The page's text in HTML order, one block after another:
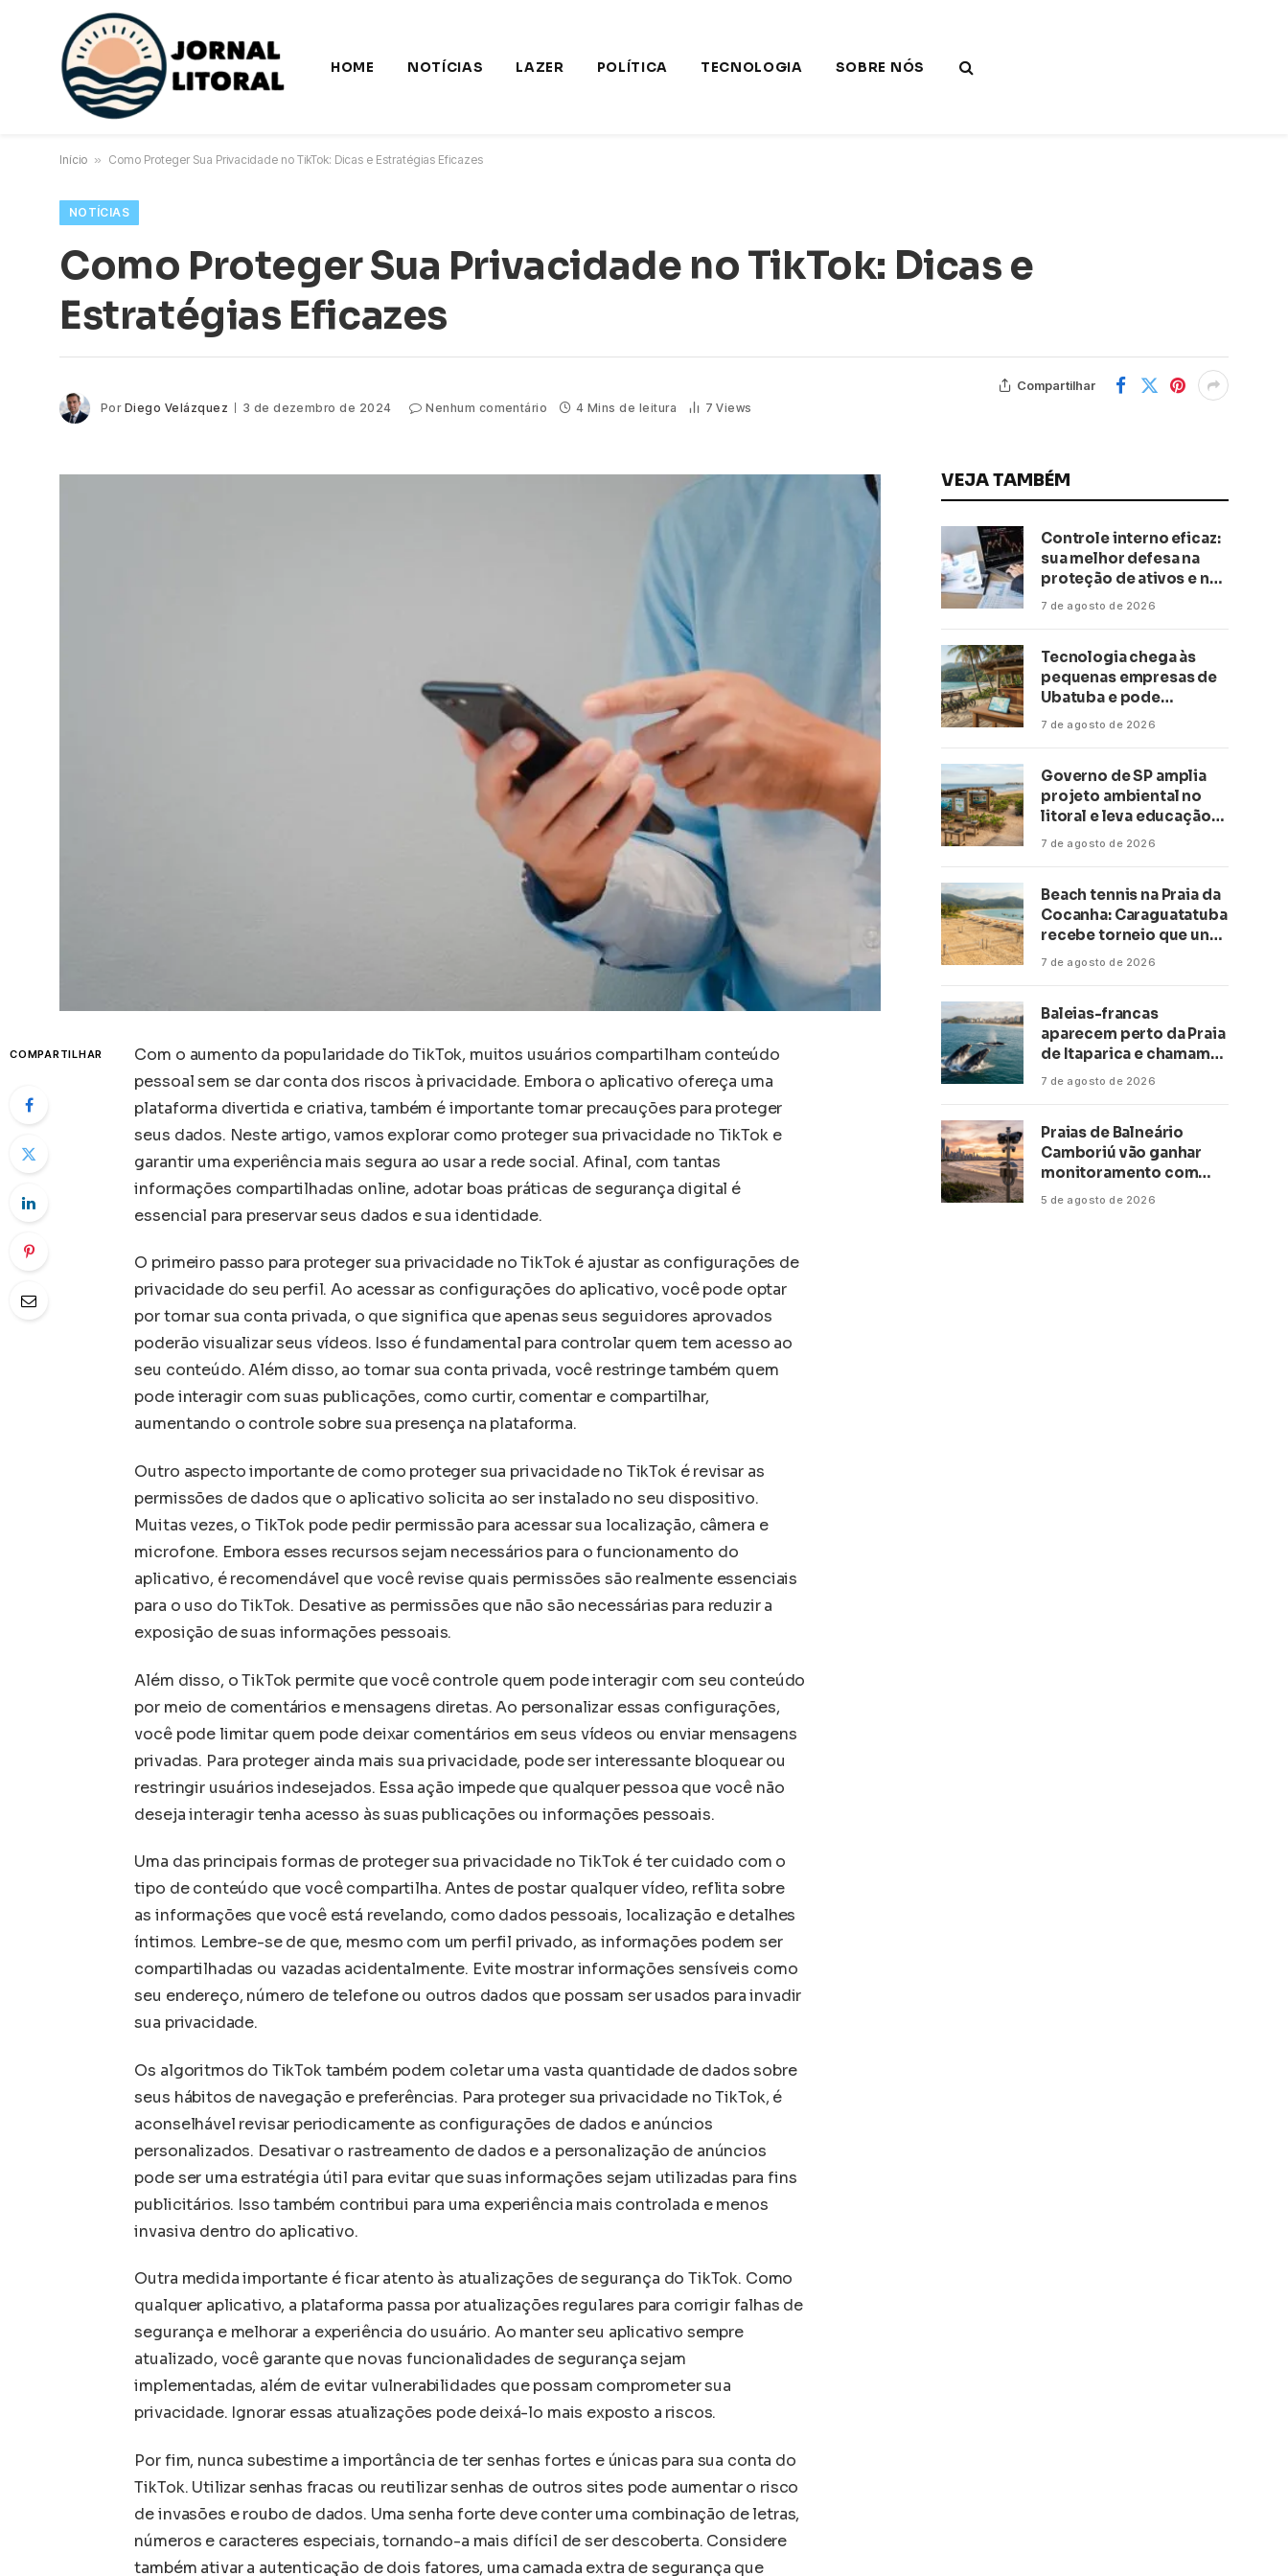
HOME NOTÍCIAS LAZER POLÍTICA TECNOLOGIA SOBRE NÓS
Início » Como Proteger Sua Privacidade no TikTok: Dicas e Estratégias Eficazes
NOTÍCIAS
Como Proteger Sua Privacidade no TikTok: Dicas e
Estratégias Eficazes
Por Diego Velázquez 3 de dezembro de 2024 Nenhum comentário 4 Mins de leitura 7Views
Compartilhar
COMPARTILHAR
Com o aumento da popularidade do TikTok, muitos usuários compartilham conteúdo
pessoal sem se dar conta dos riscos à privacidade. Embora o aplicativo ofereça uma
plataforma divertida e criativa, também é importante tomar precauções para proteger
seus dados. Neste artigo, vamos explorar como proteger sua privacidade no TikTok e
garantir uma experiência mais segura ao usar a rede social. Afinal, com tantas
informações compartilhadas online, adotar boas práticas de segurança digital é
essencial para preservar seus dados e sua identidade.
O primeiro passo para proteger sua privacidade no TikTok é ajustar as configurações de
privacidade do seu perfil. Ao acessar as configurações do aplicativo, você pode optar
por tornar sua conta privada, o que significa que apenas seus seguidores aprovados
poderão visualizar seus vídeos. Isso é fundamental para controlar quem tem acesso ao
seu conteúdo. Além disso, ao tornar sua conta privada, você restringe também quem
pode interagir com suas publicações, como curtir, comentar e compartilhar,
aumentando o controle sobre sua presença na plataforma.
Outro aspecto importante de como proteger sua privacidade no TikTok é revisar as
permissões de dados que o aplicativo solicita ao ser instalado no seu dispositivo.
Muitas vezes, o TikTok pode pedir permissão para acessar sua localização, câmera e
microfone. Embora esses recursos sejam necessários para o funcionamento do
aplicativo, é recomendável que você revise quais permissões são realmente essenciais
para o uso do TikTok. Desative as permissões que não são necessárias para reduzir a
exposição de suas informações pessoais.
Além disso, o TikTok permite que você controle quem pode interagir com seu conteúdo
por meio de comentários e mensagens diretas. Ao personalizar essas configurações,
você pode limitar quem pode deixar comentários em seus vídeos ou enviar mensagens
privadas. Para proteger ainda mais sua privacidade, pode ser interessante bloquear ou
restringir usuários indesejados. Essa ação impede que qualquer pessoa que você não
deseja interagir tenha acesso às suas publicações ou informações pessoais.
Uma das principais formas de proteger sua privacidade no TikTok é ter cuidado com o
tipo de conteúdo que você compartilha. Antes de postar qualquer vídeo, reflita sobre
as informações que você está revelando, como dados pessoais, localização e detalhes
íntimos. Lembre-se de que, mesmo com um perfil privado, as informações podem ser
compartilhadas ou vazadas acidentalmente. Evite mostrar informações sensíveis como
seu endereço, número de telefone ou outros dados que possam ser usados para invadir
sua privacidade.
Os algoritmos do TikTok também podem coletar uma vasta quantidade de dados sobre
seus hábitos de navegação e preferências. Para proteger sua privacidade no TikTok, é
aconselhável revisar periodicamente as configurações de dados e anúncios
personalizados. Desativar o rastreamento de dados e a personalização de anúncios
pode ser uma estratégia útil para evitar que suas informações sejam utilizadas para fins
publicitários. Isso também contribui para uma experiência mais controlada e menos
invasiva dentro do aplicativo.
Outra medida importante é ficar atento às atualizações de segurança do TikTok. Como
qualquer aplicativo, a plataforma passa por atualizações regulares para corrigir falhas de
segurança e melhorar a experiência do usuário. Ao manter seu aplicativo sempre
atualizado, você garante que novas funcionalidades de segurança sejam
implementadas, além de evitar vulnerabilidades que possam comprometer sua
privacidade. Ignorar essas atualizações pode deixá-lo mais exposto a riscos.
Por fim, nunca subestime a importância de ter senhas fortes e únicas para sua conta do
TikTok. Utilizar senhas fracas ou reutilizar senhas de outros sites pode aumentar o risco
de invasões e roubo de dados. Uma senha forte deve conter uma combinação de letras,
números e caracteres especiais, tornando-a mais difícil de ser descoberta. Considere
também ativar a autenticação de dois fatores, uma camada extra de segurança que
VEJA TAMBÉM
Controle interno eficaz:
sua melhor defesa na
proteção de ativos e na
saúde financeira!
7 de agosto de 2026
Tecnologia chega às
pequenas empresas de
Ubatuba e pode
transformar negócios
7 de agosto de 2026
Governo de SP amplia
projeto ambiental no
litoral e leva educação
climática a escolas de 16
7 de agosto de 2026
Beach tennis na Praia da
Cocanha: Caraguatatuba
recebe torneio que une
esporte, lazer e mar
7 de agosto de 2026
Baleias-francas
aparecem perto da Praia
de Itaparica e chamam
atenção no litoral do
7 de agosto de 2026
Praias de Balneário
Camboriú vão ganhar
monitoramento com
inteligência artificial
5 de agosto de 2026